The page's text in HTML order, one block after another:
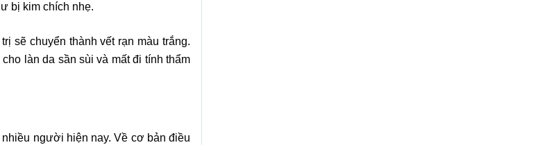
bị kim chích nhẹ.
sẽ chuyển thành vết rạn màu trắng.
làn da sần sùi và mất đi tính thẩm
người hiện nay. Về cơ bản điều